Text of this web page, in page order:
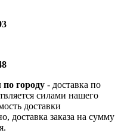
по городу - доставка по
силами нашего
доставки
доставка заказа на сумму